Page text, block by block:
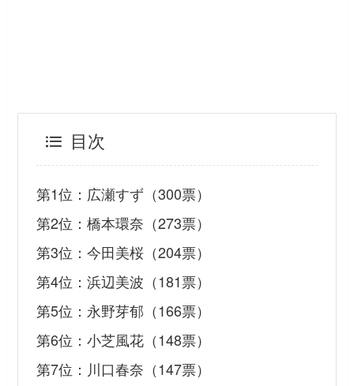
目次
第1位：広瀬すず（300票）
第2位：橋本環奈（273票）
第3位：今田美桜（204票）
第4位：浜辺美波（181票）
第5位：永野芽郁（166票）
第6位：小芝風花（148票）
第7位：川口春奈（147票）